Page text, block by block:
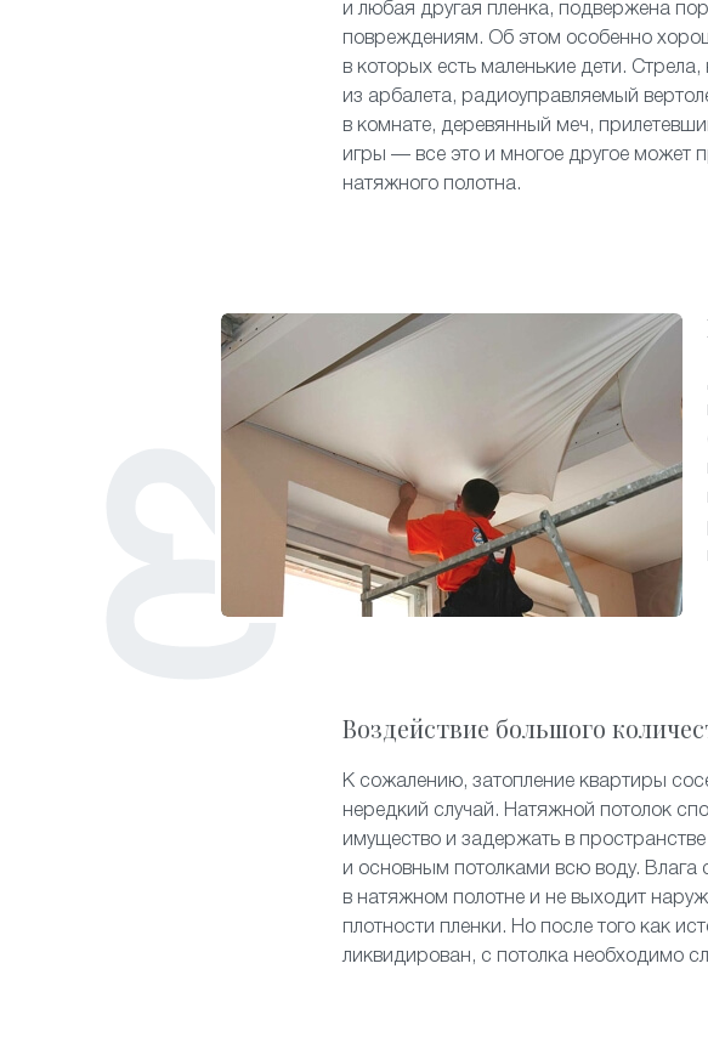
и любая другая пленка, подвержена
повреждениям. Об этом особенно
в которых есть маленькие дети.
из арбалета, радиоуправляемый
в комнате, деревянный меч,
игры — все это и многое другое может
натяжного полотна.
Воздействие большого
К сожалению, затопление квартиры
нередкий случай. Натяжной потолок
имущество и задержать в
и основным потолками всю воду. Влага
в натяжном полотне и не выходит
плотности пленки. Но после того как
ликвидирован, с потолка необходимо